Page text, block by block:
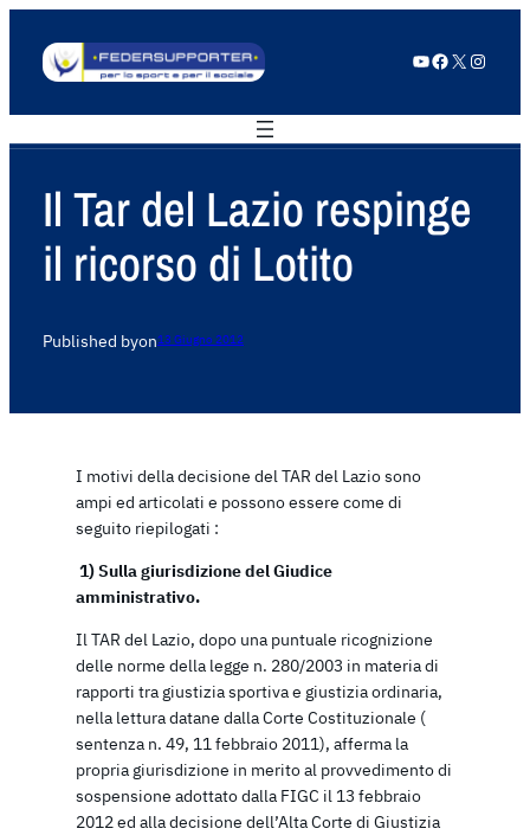
YouTube Facebook X Instagram
Il Tar del Lazio respinge
il ricorso di Lotito
Published byon13 Giugno 2012
I motivi della decisione del TAR del Lazio sono
ampi ed articolati e possono essere come di
seguito riepilogati :
1)Sulla giurisdizione del Giudice
amministrativo.
Il TAR del Lazio, dopo una puntuale ricognizione
delle norme della legge n. 280/2003 in materia di
rapporti tra giustizia sportiva e giustizia ordinaria,
nella lettura datane dalla Corte Costituzionale (
sentenza n. 49, 11 febbraio 2011), afferma la
propria giurisdizione in merito al provvedimento di
sospensione adottato dalla FIGC il 13 febbraio
2012 ed alla decisione dell’Alta Corte di Giustizia